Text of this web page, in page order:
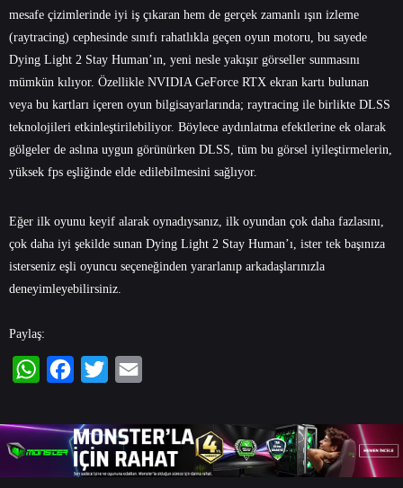
mesafe çizimlerinde iyi iş çıkaran hem de gerçek zamanlı ışın izleme
(raytracing) cephesinde sınıfı rahatlıkla geçen oyun motoru, bu sayede
Dying Light 2 Stay Human’ın, yeni nesle yakışır görseller sunmasını
mümkün kılıyor. Özellikle NVIDIA GeForce RTX ekran kartı bulunan
veya bu kartları içeren oyun bilgisayarlarında; raytracing ile birlikte DLSS
teknolojileri etkinleştirilebiliyor. Böylece aydınlatma efektlerine ek olarak
gölgeler de aslına uygun görünürken DLSS, tüm bu görsel iyileştirmelerin,
yüksek fps eşliğinde elde edilebilmesini sağlıyor.
Eğer ilk oyunu keyif alarak oynadıysanız, ilk oyundan çok daha fazlasını,
çok daha iyi şekilde sunan Dying Light 2 Stay Human’ı, ister tek başınıza
isterseniz eşli oyuncu seçeneğinden yararlanıp arkadaşlarınızla
deneyimleyebilirsiniz.
Paylaş: